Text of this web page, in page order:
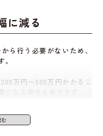
ースもあります。
。
ます。
に減る
ら行う必要がないため、
。
万円〜500万円かかるこ
になる場合もあります。
円〜50万円ほどで整える